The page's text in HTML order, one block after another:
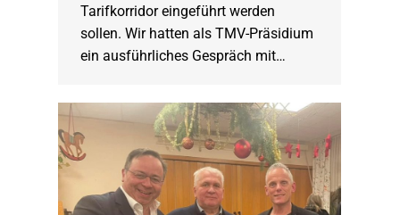
Tarifkorridor eingeführt werden
sollen. Wir hatten als TMV-Präsidium
ein ausführliches Gespräch mit…